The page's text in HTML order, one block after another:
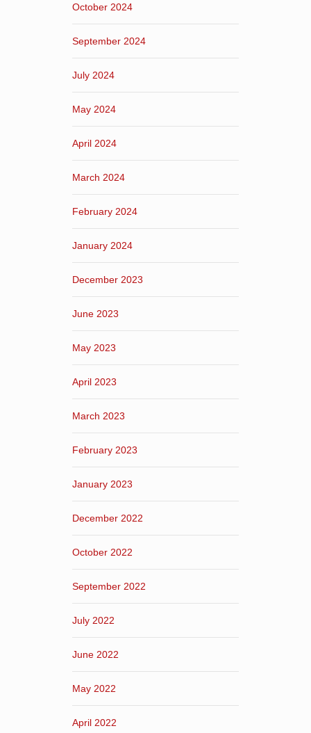
October 2024
September 2024
July 2024
May 2024
April 2024
March 2024
February 2024
January 2024
December 2023
June 2023
May 2023
April 2023
March 2023
February 2023
January 2023
December 2022
October 2022
September 2022
July 2022
June 2022
May 2022
April 2022